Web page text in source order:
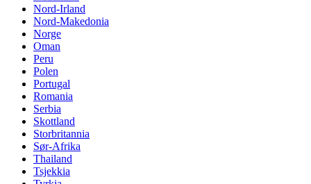
Nord-Irland
Nord-Makedonia
Norge
Oman
Peru
Polen
Portugal
Romania
Serbia
Skottland
Storbritannia
Sør-Afrika
Thailand
Tsjekkia